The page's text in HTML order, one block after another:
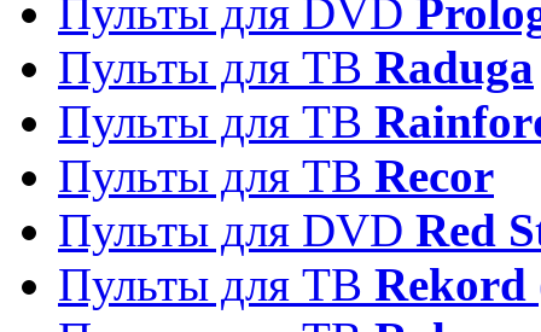
Пульты для DVD
Пульты для ТВ Raduga
Пульты для ТВ
Пульты для ТВ Recor
Пульты для DVD Red
Пульты для ТВ Rekord